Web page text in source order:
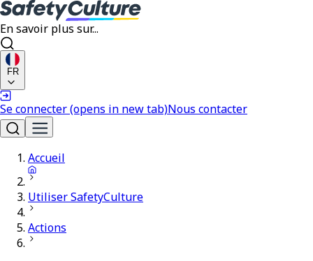
En savoir plus sur...
FR
Se connecter(opens in new tab)Nous contacter
Accueil
Utiliser SafetyCulture
Actions